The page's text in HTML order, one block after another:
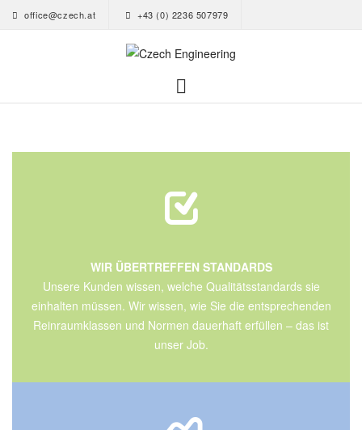
office@czech.at +43 (0) 2236 507979
WIR ÜBERTREFFEN STANDARDS
Unsere Kunden wissen, welche Qualitätsstandards sie
einhalten müssen. Wir wissen, wie Sie die entsprechenden
Reinraumklassen und Normen dauerhaft erfüllen – das ist
unser Job.